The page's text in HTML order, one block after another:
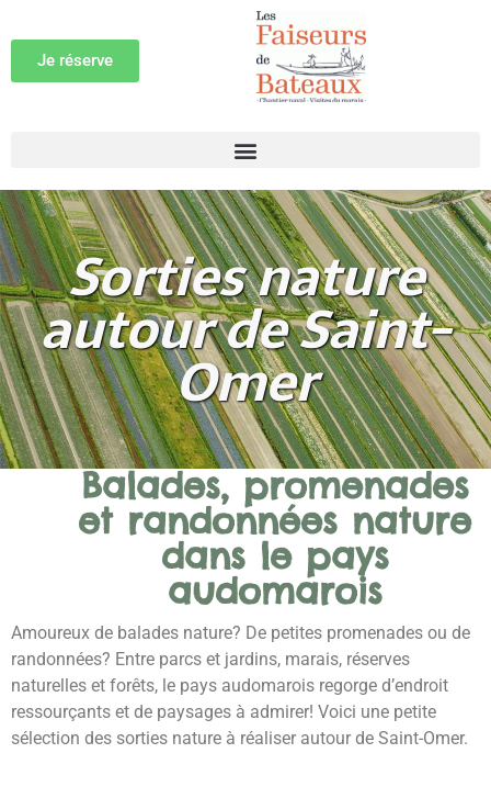
Je réserve
Sorties nature
autour de Saint-
Omer
Balades, promenades
et randonnées nature
dans le pays
audomarois
Amoureux de balades nature? De petites promenades ou de
randonnées? Entre parcs et jardins, marais, réserves
naturelles et forêts, le pays audomarois regorge d’endroit
ressourçants et de paysages à admirer! Voici une petite
sélection des sorties nature à réaliser autour de Saint-Omer.